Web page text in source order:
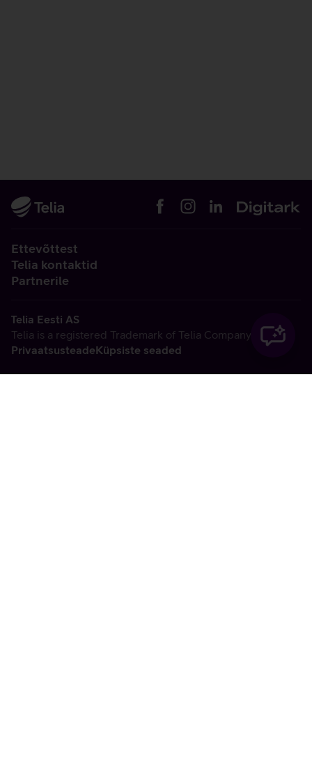
Ettevõttest
Telia kontaktid
Partnerile
Telia Eesti AS
Telia is a registered Trademark of Telia Company AB
PrivaatsusteadeKüpsiste seaded